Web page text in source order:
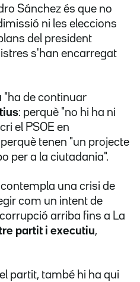
Sánchez és que no
ni les eleccions
del president
s'han encarregat
"ha de continuar
: perquè "no hi ha ni
el PSOE en
tenen "un projecte
per a la ciutadania".
una crisi de
com un intent de
arriba fins a La
partit i executiu,
partit, també hi ha qui